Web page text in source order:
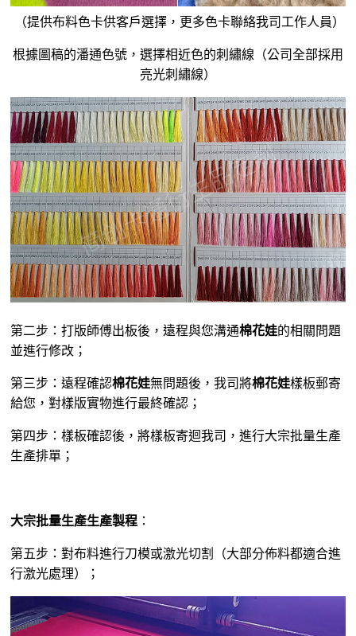
（提供布料色卡供客戶選擇，更多色卡聯絡我司工作人員）
根據圖稿的潘通色號，選擇相近色的刺繡線（公司全部採用
亮光刺繡線）
第二步：打版師傅出板後，遠程與您溝通棉花娃的相關問題
並進行修改；
第三步：遠程確認棉花娃無問題後，我司將棉花娃樣板郵寄
給您，對樣版實物進行最終確認；
第四步：樣板確認後，將樣板寄迴我司，進行大宗批量生產
生產排單；
大宗批量生產生產製程 ：
第五步：對布料進行刀模或激光切割（大部分佈料都適合進
行激光處理）；